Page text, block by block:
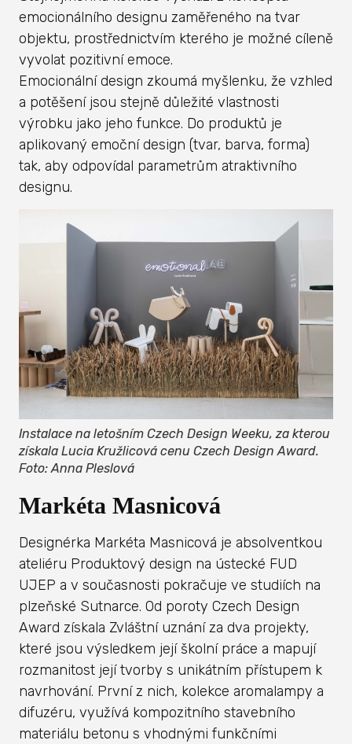
emocionálního designu zaměřeného na tvar
objektu, prostřednictvím kterého je možné cíleně
vyvolat pozitivní emoce.
Emocionální design zkoumá myšlenku, že vzhled
a potěšení jsou stejně důležité vlastnosti
výrobku jako jeho funkce. Do produktů je
aplikovaný emoční design (tvar, barva, forma)
tak, aby odpovídal parametrům atraktivního
designu.
Instalace na letošním Czech Design Weeku, za kterou
získala Lucia Kružlicová cenu Czech Design Award.
Foto: Anna Pleslová
Markéta Masnicová
Designérka Markéta Masnicová je absolventkou
ateliéru Produktový design na ústecké FUD
UJEP a v současnosti pokračuje ve studiích na
plzeňské Sutnarce. Od poroty Czech Design
Award získala Zvláštní uznání za dva projekty,
které jsou výsledkem její školní práce a mapují
rozmanitost její tvorby s unikátním přístupem k
navrhování. První z nich, kolekce aromalampy a
difuzéru, využívá kompozitního stavebního
materiálu betonu s vhodnými funkčními